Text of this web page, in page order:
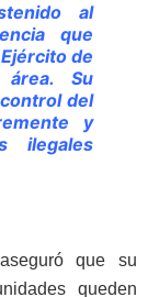
al
que
de
Su
del
y
ilegales
que su
queden